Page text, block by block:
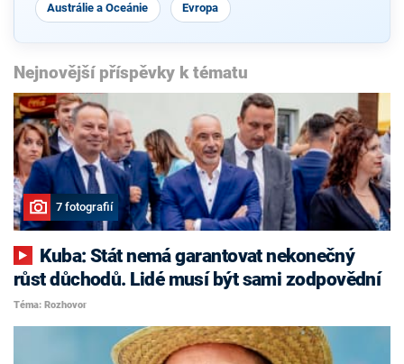
Austrálie a Oceánie Evropa
Nejnovější příspěvky k tématu
7 fotografií
růst důchodů. Lidé musí být sami zodpovědní
Téma: Rozhovor